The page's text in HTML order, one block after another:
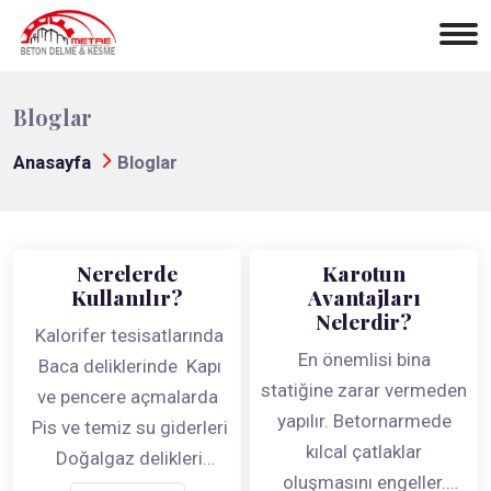
Bloglar
Anasayfa Bloglar
Nerelerde
Kullanılır?
Kalorifer tesisatlarında
Baca deliklerinde Kapı
ve pencere açmalarda
Pis ve temiz su giderleri
Doğalgaz delikleri
Karotun
Avantajları
Nelerdir?
En önemlisi bina
statiğine zarar vermeden
yapılır. Betornarmede
kılcal çatlaklar
oluşmasını engeller.